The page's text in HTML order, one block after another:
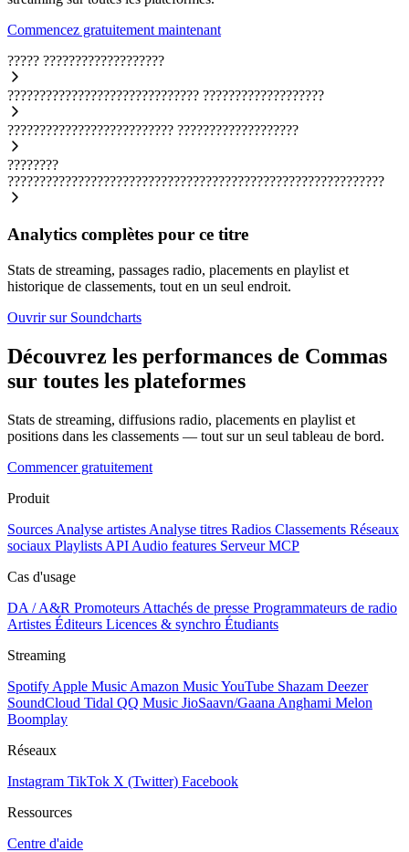
Commencez gratuitement maintenant
????? ???????????????????
?????????????????????????????? ???????????????????
?????????????????????????? ???????????????????
????????
???????????????????????????????????????????????????????????
Analytics complètes pour ce titre
Stats de streaming, passages radio, placements en playlist et
historique de classements, tout en un seul endroit.
Ouvrir sur Soundcharts
Découvrez les performances de Commas
sur toutes les plateformes
Stats de streaming, diffusions radio, placements en playlist et
positions dans les classements — tout sur un seul tableau de bord.
Commencer gratuitement
Produit
Sources Analyse artistes Analyse titres Radios Classements Réseaux
sociaux Playlists API Audio features Serveur MCP
Cas d'usage
DA / A&R Promoteurs Attachés de presse Programmateurs de radio
Artistes Éditeurs Licences & synchro Étudiants
Streaming
Spotify Apple Music Amazon MusicYouTube Shazam Deezer
SoundCloud Tidal QQ Music JioSaavn/Gaana Anghami Melon
Boomplay
Réseaux
Instagram TikTok X (Twitter) Facebook
Ressources
Centre d'aide